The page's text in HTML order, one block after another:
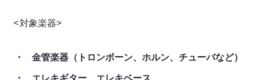
<対象楽器>
金管楽器（トロンボーン、ホルン、チューバなど）
エレキギター、エレキベース